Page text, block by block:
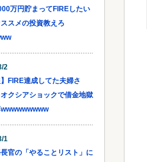
万円貯まってFIREしたい
スメの投資教えろ
2
】FIRE達成してた夫婦さ
クシアショックで借金地獄
1
官の「やることリスト」に